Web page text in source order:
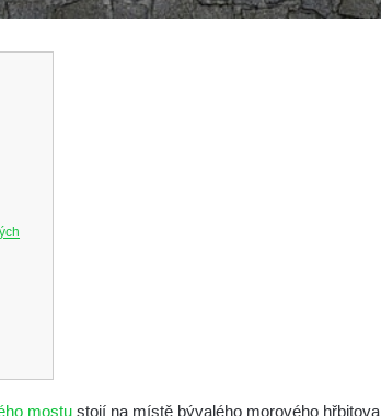
mostu stojí na místě bývalého morového hřbitova